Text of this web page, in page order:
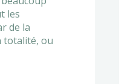
les
de la
totalité, ou